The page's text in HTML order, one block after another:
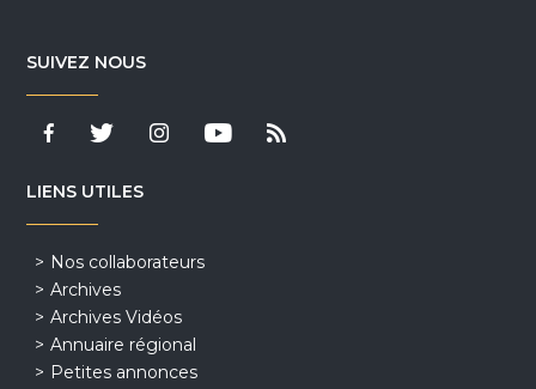
SUIVEZ NOUS
LIENS UTILES
Nos collaborateurs
Archives
Archives Vidéos
Annuaire régional
Petites annonces